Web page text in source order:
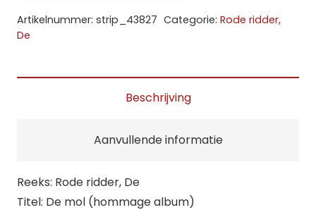
ridder:
Artikelnummer: strip_43827 Categorie: Rode ridder,
De
Beschrijving
Aanvullende informatie
Reeks: Rode ridder, De
Titel: De mol (hommage album)